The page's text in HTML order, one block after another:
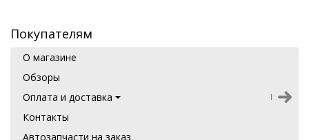
Покупателям
О магазине
Обзоры
Оплата и доставка
Контакты
Автозапчасти на заказ